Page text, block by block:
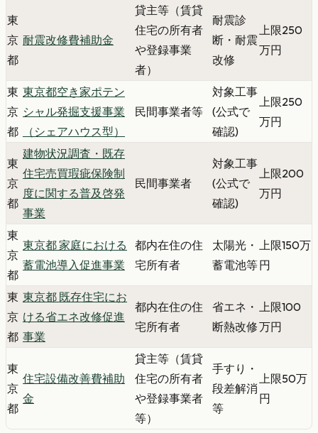
東
京
都
耐震改修費補助金
貸主等（賃貸
住宅の所有者
や登録事業
者）
耐震診
断・耐震
改修
上限250
万円
東
京
都
東京都空き家ポテン
シャル発掘支援事業
（シェアハウス型）
民間事業者等
対象工事
(公式で
確認)
上限250
万円
東
京
都
建物状況調査・既存
住宅売買瑕疵保険制
度に関する普及啓発
事業
民間事業者
対象工事
(公式で
確認)
上限200
万円
東
京
都
東京都 家庭における
蓄電池導入促進事業
都内在住の住
宅所有者
太陽光・
蓄電池等
上限150万
円
東
京
都
東京都 既存住宅にお
ける省エネ改修促進
事業
都内在住の住
宅所有者
省エネ・
断熱改修
上限100
万円
東
京
都
住宅設備改善費補助
金
貸主等（賃貸
住宅の所有者
や登録事業者
等）
手すり・
段差解消
等
上限50万
円